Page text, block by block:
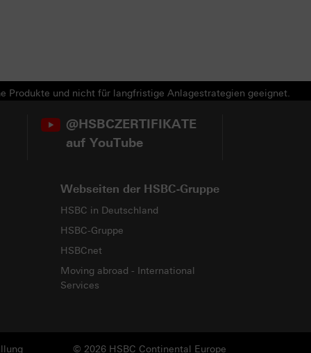
Produkte und nicht für langfristige Anlagestrategien geeignet.
@HSBCZERTIFIKATE
auf YouTube
Webseiten der HSBC-Gruppe
HSBC in Deutschland
HSBC-Gruppe
HSBCnet
Moving abroad - International
Services
© 2026 HSBC Continental Europe